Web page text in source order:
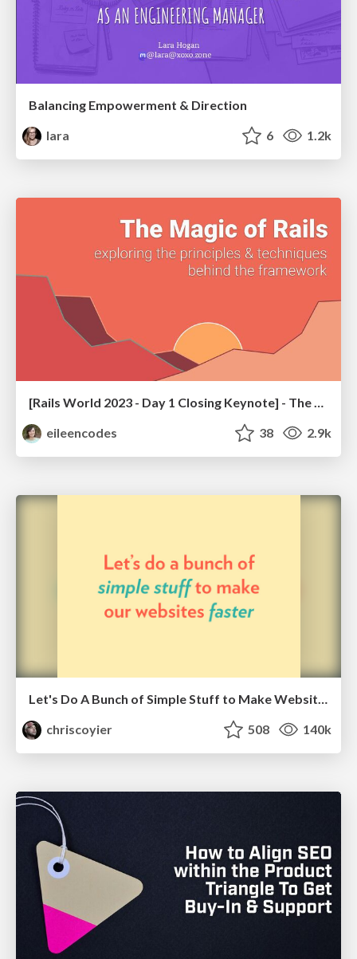
Balancing Empowerment & Direction
lara
6 1.2k
[Rails World 2023 - Day 1 Closing Keynote] - The Magic of Rails
eileencodes
38 2.9k
Let's Do A Bunch of Simple Stuff to Make Websites Faster
chriscoyier
508 140k